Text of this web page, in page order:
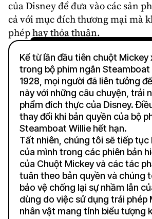
của Disney để đưa vào các sản
cả với mục đích thương mại mà
phép hay thỏa thuận.
Kể từ lần đầu tiên chuột Mickey
trong bộ phim ngắn Steamboat
1928, mọi người đã liên tưởng
này với những câu chuyện, trải
phẩm đích thực của Disney.
thay đổi khi bản quyền của bộ
Steamboat Willie hết hạn.
Tất nhiên, chúng tôi sẽ tiếp tục
của mình trong các phiên bản
của Chuột Mickey và các tác
tuân theo bản quyền và chúng
bảo vệ chống lại sự nhầm lẫn
dùng do việc sử dụng trái phép
nhân vật mang tính biểu tượng